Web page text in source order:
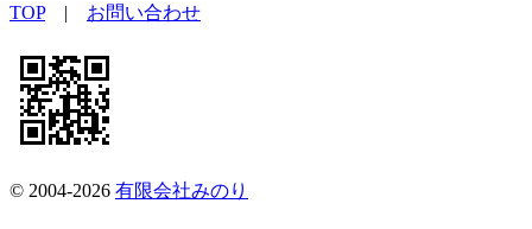
TOP| お問い合わせ
© 2004-2026 有限会社みのり